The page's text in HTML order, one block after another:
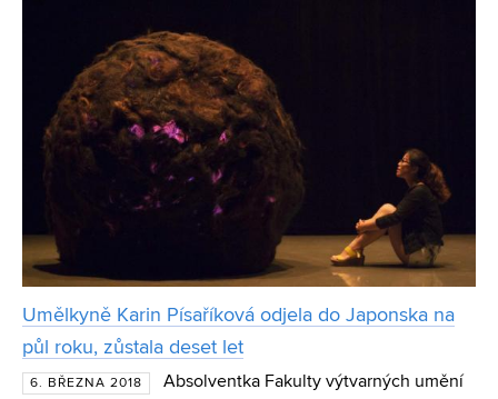
Umělkyně Karin Písaříková odjela do Japonska na
půl roku, zůstala deset let
6. BŘEZNA 2018
Absolventka Fakulty výtvarných umění